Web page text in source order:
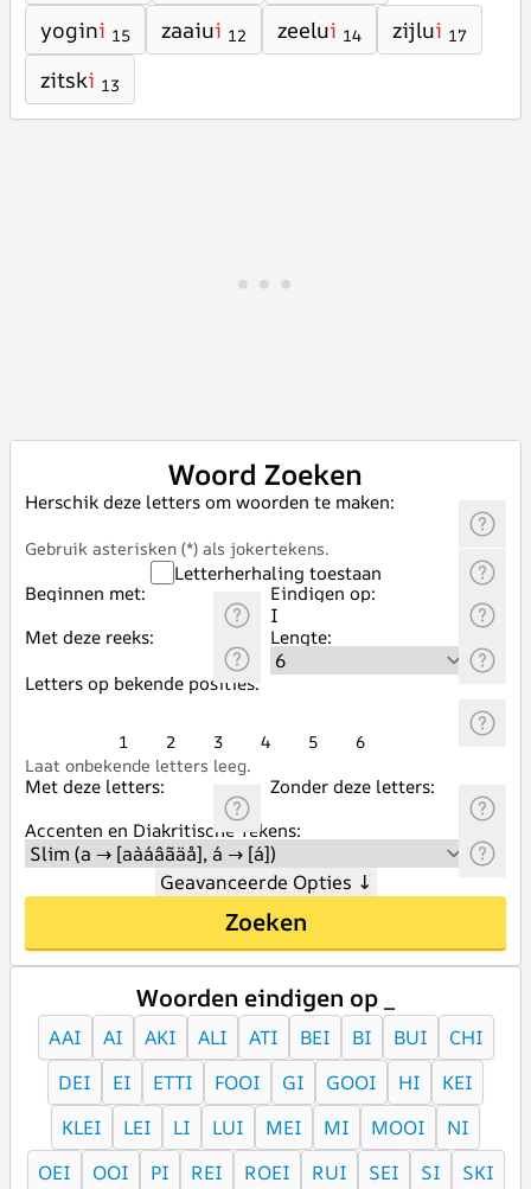
yogini 15 zaaiui 12 zeelui 14 zijlui 17
zitski 13
Woord Zoeken
Herschik deze letters om woorden te maken:
Gebruik asterisken (*) als jokertekens.
Letterherhaling toestaan
Beginnen met:
Eindigen op:
Met deze reeks:
Lengte:
Letters op bekende posities:
1 2 3 4 5
6
Laat onbekende letters leeg.
Met deze letters:
Zonder deze letters:
Accenten en Diakritische Tekens:
Geavanceerde Opties ↓
Zoeken
Woorden eindigen op _
AAI AI AKI ALI ATI BEI BI BUI
CHI
DEI
EI ETTI FOOI GI GOOI HI
KEI
KLEI
LEI LI LUI MEI MI MOOI
NI
OEI
OOI PI REI ROEI RUI SEI SI SKI